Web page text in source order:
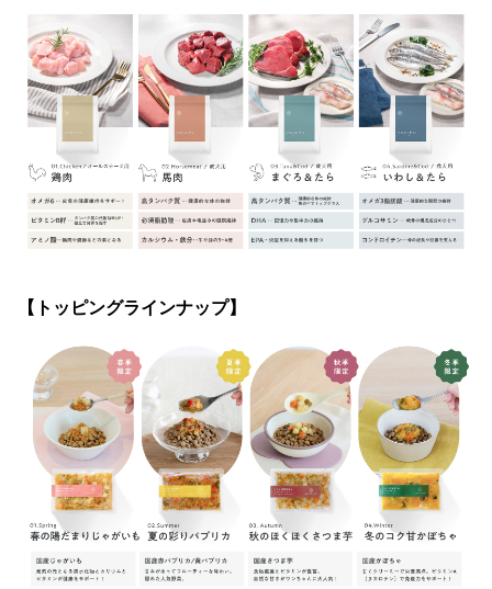
【トッピングラインナップ】